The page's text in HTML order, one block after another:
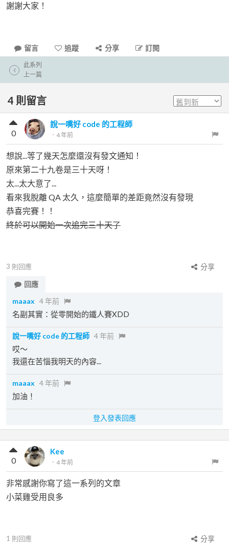
謝謝大家！
留言 追蹤 分享 訂閱
此系列
上一篇
4 則留言
說一嘴好 code 的工程師
． 4 年前
0
想說...等了幾天怎麼還沒有發文通知！
原來第二十九卷是三十天呀！
太...太大意了...
看來我脫離 QA 太久，這麼簡單的差距竟然沒有發現
恭喜完賽！！
終於可以開始一次追完三十天了
3 則回應
分享
回應
maaax 4 年前
名副其實：從零開始的鐵人賽XDD
說一嘴好 code 的工程師 4 年前
哎～
我還在苦惱我明天的內容...
maaax 4 年前
加油！
登入發表回應
Kee
． 4 年前
0
非常感謝你寫了這一系列的文章
小菜雞受用良多
1 則回應
分享